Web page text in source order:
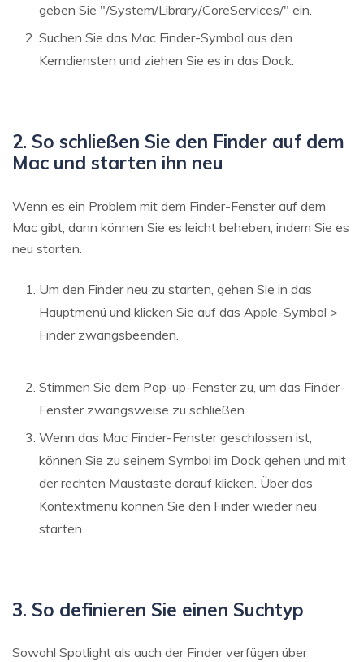
geben Sie "/System/Library/CoreServices/" ein.
Suchen Sie das Mac Finder-Symbol aus den
Kerndiensten und ziehen Sie es in das Dock.
2. So schließen Sie den Finder auf dem
Mac und starten ihn neu
Wenn es ein Problem mit dem Finder-Fenster auf dem
Mac gibt, dann können Sie es leicht beheben, indem Sie es
neu starten.
Um den Finder neu zu starten, gehen Sie in das
Hauptmenü und klicken Sie auf das Apple-Symbol >
Finder zwangsbeenden.
Stimmen Sie dem Pop-up-Fenster zu, um das Finder-
Fenster zwangsweise zu schließen.
Wenn das Mac Finder-Fenster geschlossen ist,
können Sie zu seinem Symbol im Dock gehen und mit
der rechten Maustaste darauf klicken. Über das
Kontextmenü können Sie den Finder wieder neu
starten.
3. So definieren Sie einen Suchtyp
Sowohl Spotlight als auch der Finder verfügen über